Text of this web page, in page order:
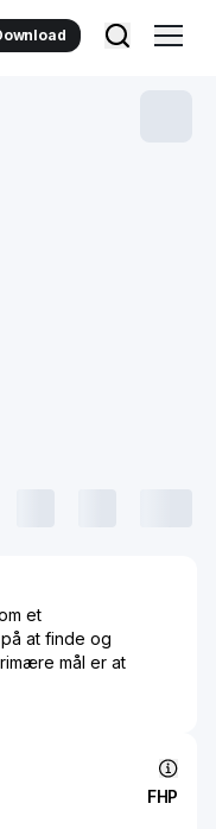
et
at finde og
mål er at
De kan
FHP